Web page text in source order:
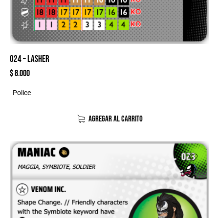
024 – LASHER
$8.000
Police
AGREGAR AL CARRITO